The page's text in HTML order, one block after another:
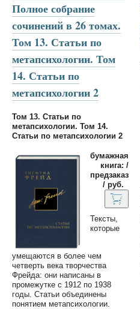
Полное собрание
сочинений в 26 томах.
Том 13. Статьи по
метапсихологии. Том
14. Статьи по
метапсихологии 2
Том 13. Статьи по
метапсихологии. Том 14.
Статьи по метапсихологии 2
бумажная
книга: /
предзаказ
/ руб.
Тексты,
которые
умещаются в более чем
четверть века творчества
Фрейда: они написаны в
промежутке с 1912 по 1938
годы. Статьи объединены
понятием метапсихологии.